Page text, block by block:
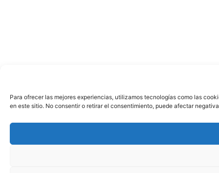
Para ofrecer las mejores experiencias, utilizamos tecnologías como las
en este sitio. No consentir o retirar el consentimiento, puede afectar